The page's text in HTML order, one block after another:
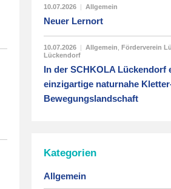
10.07.2026 | Allgemein
Neuer Lernort
10.07.2026 | Allgemein Förderverein
Lückendorf
In der SCHKOLA Lückendorf
einzigartige naturnahe
Bewegungslandschaft
Kategorien
Allgemein